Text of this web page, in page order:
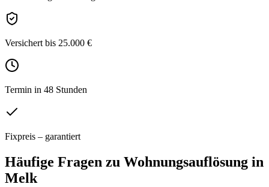
Versichert bis 25.000 €
Termin in 48 Stunden
Fixpreis – garantiert
Häufige Fragen zu Wohnungsauflösung in
Melk